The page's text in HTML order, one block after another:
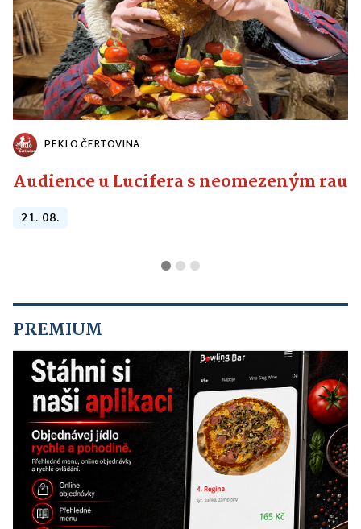
PEKLO ČERTOVINA
Audience u Lucifera s neomezeným
21. 08.
PREMIUM